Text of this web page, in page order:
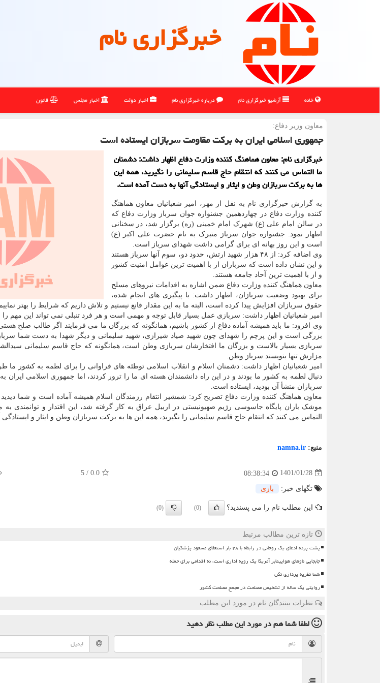
خبرگزاری نام
خانه آرشیو خبرگزاری نام درباره خبرگزاری نام اخبار دولت اخبار مجلس قانون
معاون وزیر دفاع:
جمهوری اسلامی ایران به برکت مقاومت سربازان ایستاده است
خبرگزاری نام: معاون هماهنگ کننده وزارت دفاع اظهار داشت: دشمنان
ما التماس می کنند که انتقام حاج قاسم سلیمانی را نگیرید، همه این
ها به برکت سربازان وطن و ایثار و ایستادگی آنها به دست آمده است.
به گزارش خبرگزاری نام به نقل از مهر، امیر شعبانیان معاون هماهنگ
کننده وزارت دفاع در چهاردهمین جشنواره جوان سرباز وزارت دفاع که
در سالن امام علی (ع) شهرک امام خمینی (ره) برگزار شد، در سخنانی
اظهار نمود: جشنواره جوان سرباز متبرک به نام حضرت علی اکبر (ع)
است و این روز بهانه ای برای گرامی داشت شهدای سرباز است.
وی اضافه کرد: از ۴۸ هزار شهید ارتش، حدود دو، سوم آنها سرباز هستند
و این نشان داده است که سربازان از با اهمیت ترین عوامل امنیت کشور
و از با اهمیت ترین آحاد جامعه هستند.
معاون هماهنگ کننده وزارت دفاع ضمن اشاره به اقدامات نیروهای مسلح
برای بهبود وضعیت سربازان، اظهار داشت: با پیگیری های انجام شده،
حقوق سربازان افزایش پیدا کرده است، البته ما به این مقدار قانع نیستیم و تلاش داریم که شرایط را بهتر
امیر شعبانیان اظهار داشت: سربازی عمل بسیار قابل توجه و مهمی است و هر فرد تنبلی نمی تواند این مهم را
وی افزود: ما باید همیشه آماده دفاع از کشور باشیم، همانگونه که بزرگان ما می فرمایند اگر طالب صلح
بزرگی است و این پرچم را شهدای چون شهید صیاد شیرازی، شهید سلیمانی و دیگر شهدا به دست شما
سربازی بسیار بالاست و بزرگان ما افتخارشان سربازی وطن است، همانگونه که حاج قاسم سلیمانی
مزارش تنها بنویسند سرباز وطن.
امیر شعبانیان اظهار داشت: دشمنان اسلام و انقلاب اسلامی توطئه های فراوانی را برای لطمه به کشور ما
دنبال لطمه به کشور ما بودند و در این راه دانشمندان هسته ای ما را ترور کردند، اما جمهوری اسلامی
سربازان منشأ آن بودید، ایستاده است.
معاون هماهنگ کننده وزارت دفاع تصریح کرد: شمشیر انتقام رزمندگان اسلام همیشه آماده است و شما دیدید
موشک باران پایگاه جاسوسی رژیم صهیونیستی در اربیل عراق به کار گرفته شد، این اقتدار و توانمندی
التماس می کنند که انتقام حاج قاسم سلیمانی را نگیرید، همه این ها به برکت سربازان وطن و ایثار و
منبع: namna.ir
1401/01/28
08:38:34
0.0
/
5
تگهای خبر: بازی
این مطلب نام را می پسندید؟ (0)
(0)
تازه ترین مطالب مرتبط
پشت پرده ادعای یک روحانی در رابطه با ۲۸ بار استعفای مسعود پزشکیان
جابجایی ناوهای هواپیمابر آمریکا یک رویه اداری است، نه اقدامی برای حمله
شما نظریه پردازی نکن
روایتی یک ساله از تشخیص مصلحت در مجمع مصلحت کشور
نظرات بینندگان نام در مورد این مطلب
لطفا شما همدر مورد این مطلبنظر دهید